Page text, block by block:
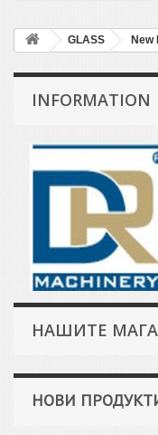
GLASS New
INFORMATION
НАШИТЕ
НОВИ